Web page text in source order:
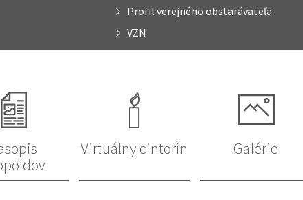
Profil verejného obstarávateľa
VZN
Virtuálny cintorín Galérie